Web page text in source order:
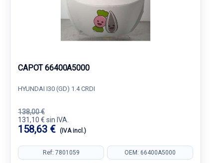
CAPOT 66400A5000
HYUNDAI I30 (GD) 1.4 CRDI
138,00 €
131,10 € sin IVA.
158,63 € (IVA incl.)
Ref: 7801059 OEM: 66400A5000